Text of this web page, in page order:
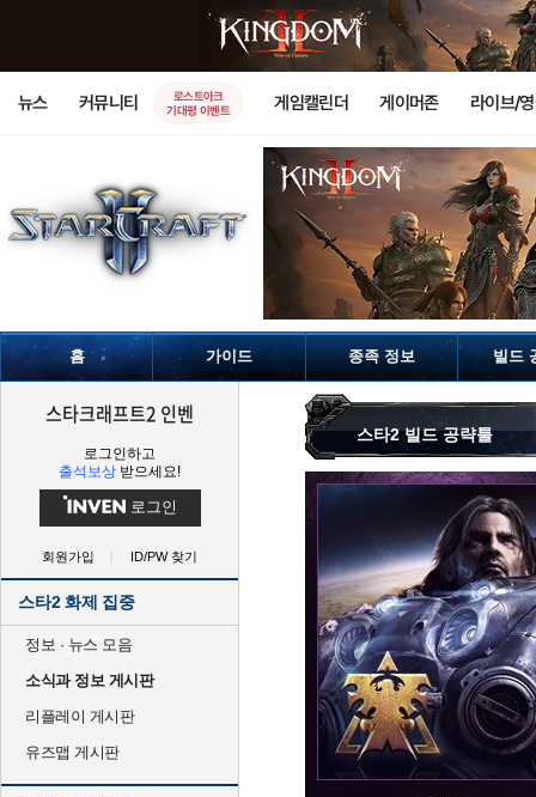
뉴스 커뮤니티
로스트아크
기대평 이벤트
게임캘린더 게이머존 라이브/
홈 가이드 종족 정보 빌드
스타크래프트2 인벤
로그인하고
출석보상 받으세요!
로그인
회원가입 ID/PW 찾기
스타2 화제 집중
정보 · 뉴스 모음
소식과 정보 게시판
리플레이 게시판
유즈맵 게시판
스타2 빌드 공략툴